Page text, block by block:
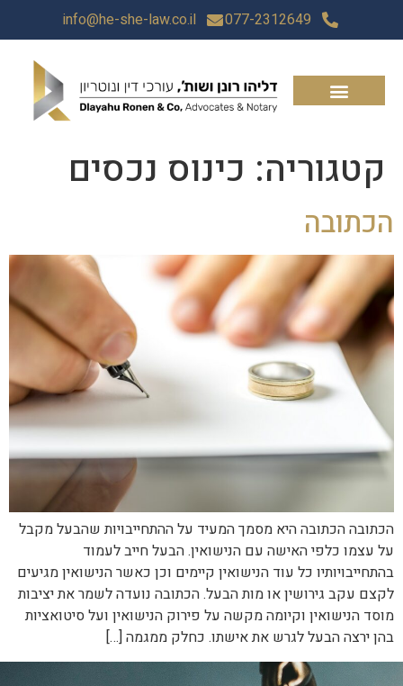
077-2312649
info@he-she-law.co.il
קטגוריה: כינוס נכסים
הכתובה
הכתובה הכתובה היא מסמך המעיד על ההתחייבויות שהבעל מקבל
על עצמו כלפי האישה עם הנישואין. הבעל חייב לעמוד
בהתחייבויותיו כל עוד הנישואין קיימים וכן כאשר הנישואין מגיעים
לקצם עקב גירושין או מות הבעל. הכתובה נועדה לשמר את יציבות
מוסד הנישואין וקיומה מקשה על פירוק הנישואין ועל סיטואציות
בהן ירצה הבעל לגרש את אישתו. כחלק ממגמה […]